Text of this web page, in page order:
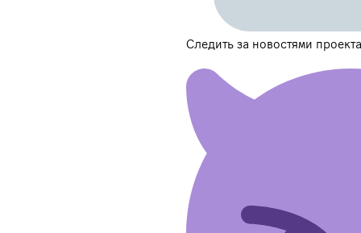
Следить за новостями проекта